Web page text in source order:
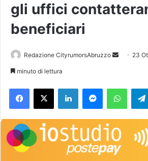
gli uffici
beneficiari
Redazione CityrumorsAbruzzo
a
n
'
e
23
minuto di lettura